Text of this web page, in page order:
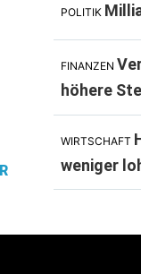
POLITIK
FINANZEN
höhere
WIRTSCHAFT
weniger